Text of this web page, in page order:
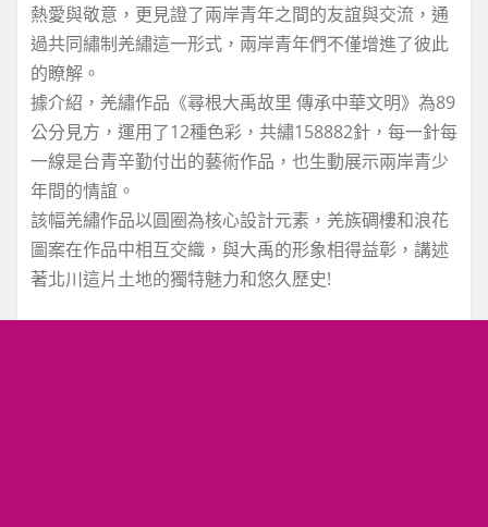
熱愛與敬意，更見證了兩岸青年之間的友誼與交流，通
過共同繡制羌繡這一形式，兩岸青年們不僅增進了彼此
的瞭解。
據介紹，羌繡作品《尋根大禹故里 傳承中華文明》為89
公分見方，運用了12種色彩，共繡158882針，每一針每
一線是台青辛勤付出的藝術作品，也生動展示兩岸青少
年間的情誼。
該幅羌繡作品以圓圈為核心設計元素，羌族碉樓和浪花
圖案在作品中相互交織，與大禹的形象相得益彰，講述
著北川這片土地的獨特魅力和悠久歷史!